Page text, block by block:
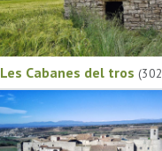
Les Cabanes del tros (302